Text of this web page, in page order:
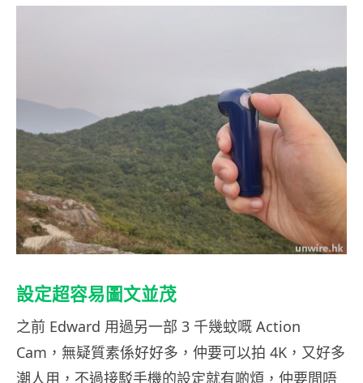
設定超容易圖文並茂
之前 Edward 用過另一部 3 千幾蚊嘅 Action
Cam，無疑質素係好好多，仲要可以拍 4K，又好多
潮人用，不過接駁手機的設定就有啲煩，仲要間唔